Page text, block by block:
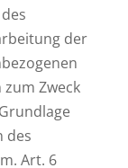
der
Zweck
des
Art. 6